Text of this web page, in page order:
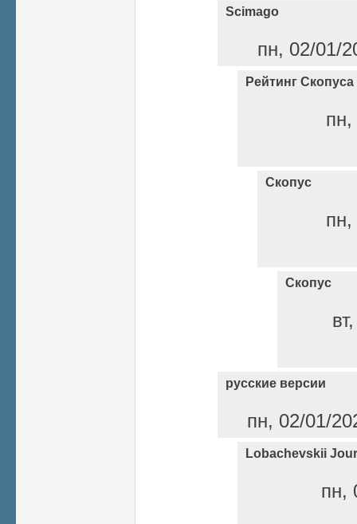
Scimago
пн, 02/01/
Рейтинг Скопуса
Скопус
Скопус
русские версии
пн, 02/01/
Lobachevskii
пн,